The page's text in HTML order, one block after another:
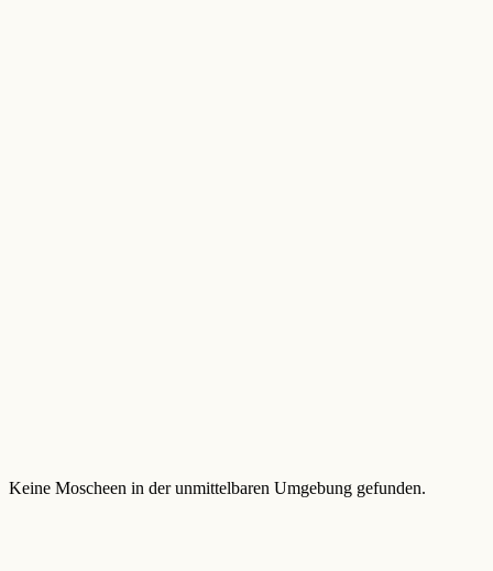
Keine Moscheen in der unmittelbaren Umgebung gefunden.